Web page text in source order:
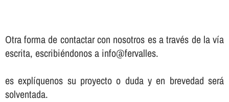
Otra forma de contactar con nosotros es a través de la vía
escrita, escribiéndonos a info@fervalles.
es explíquenos su proyecto o duda y en brevedad será
solventada.